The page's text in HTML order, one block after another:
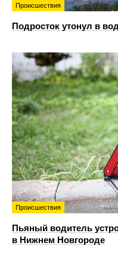
Происшествия
Подросток утонул в
Происшествия
Пьяный водитель
в Нижнем Новгороде